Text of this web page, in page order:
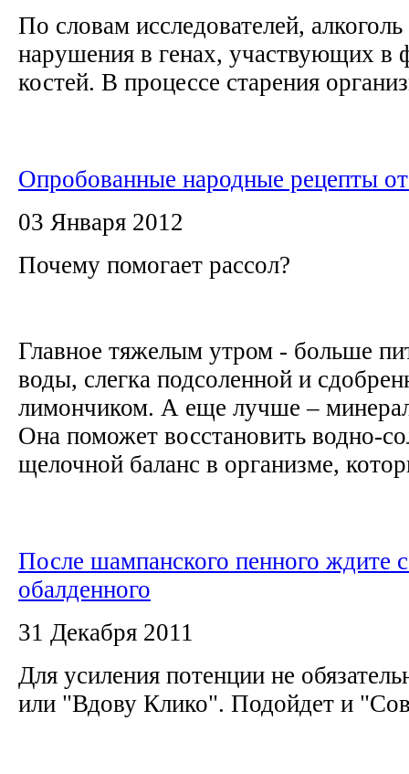
По словам исследователей,
нарушения в генах, участвующих в
костей. В процессе старения
Опробованные народные рецепты
03 Января 2012
Почему помогает рассол?
Главное тяжелым утром - больше
воды, слегка подсоленной и
лимончиком. А еще лучше –
Она поможет восстановить водно-
щелочной баланс в организме,
После шампанского пенного ждите
обалденного
31 Декабря 2011
Для усиления потенции не
или "Вдову Клико". Подойдет и